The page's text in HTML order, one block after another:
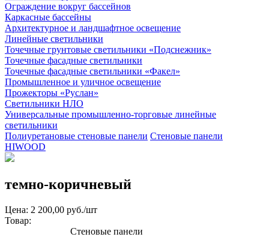
Ограждение вокруг бассейнов
Каркасные бассейны
Архитектурное и ландшафтное освещение
Линейные светильники
Точечные грунтовые светильники «Подснежник»
Точечные фасадные светильники
Точечные фасадные светильники «Факел»
Промышленное и уличное освещение
Прожекторы «Руслан»
Светильники НЛО
Универсальные промышленно-торговые линейные
светильники
Полиуретановые стеновые панели Стеновые панели
HIWOOD
темно-коричневый
Цена: 2 200,00 руб./шт
Товар:
Стеновые панели